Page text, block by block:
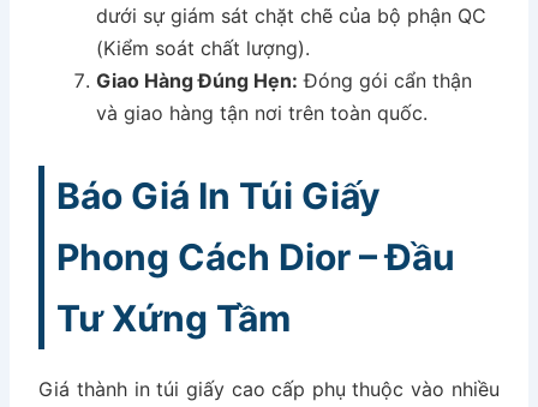
dưới sự giám sát chặt chẽ của bộ phận QC
(Kiểm soát chất lượng).
Giao Hàng Đúng Hẹn: Đóng gói cẩn thận
và giao hàng tận nơi trên toàn quốc.
Báo Giá In Túi Giấy
Phong Cách Dior – Đầu
Tư Xứng Tầm
Giá thành in túi giấy cao cấp phụ thuộc vào nhiều